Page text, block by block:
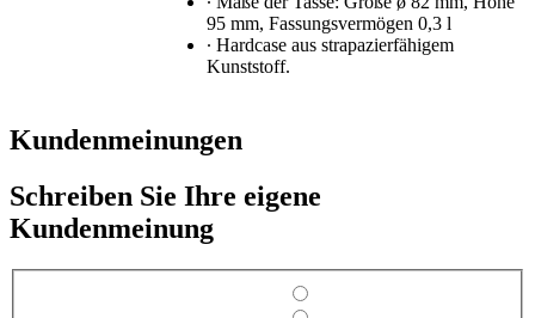
95 mm, Fassungsvermögen 0,3 l
∙ Hardcase aus strapazierfähigem
Kunststoff.
Kundenmeinungen
Schreiben Sie Ihre eigene
Kundenmeinung